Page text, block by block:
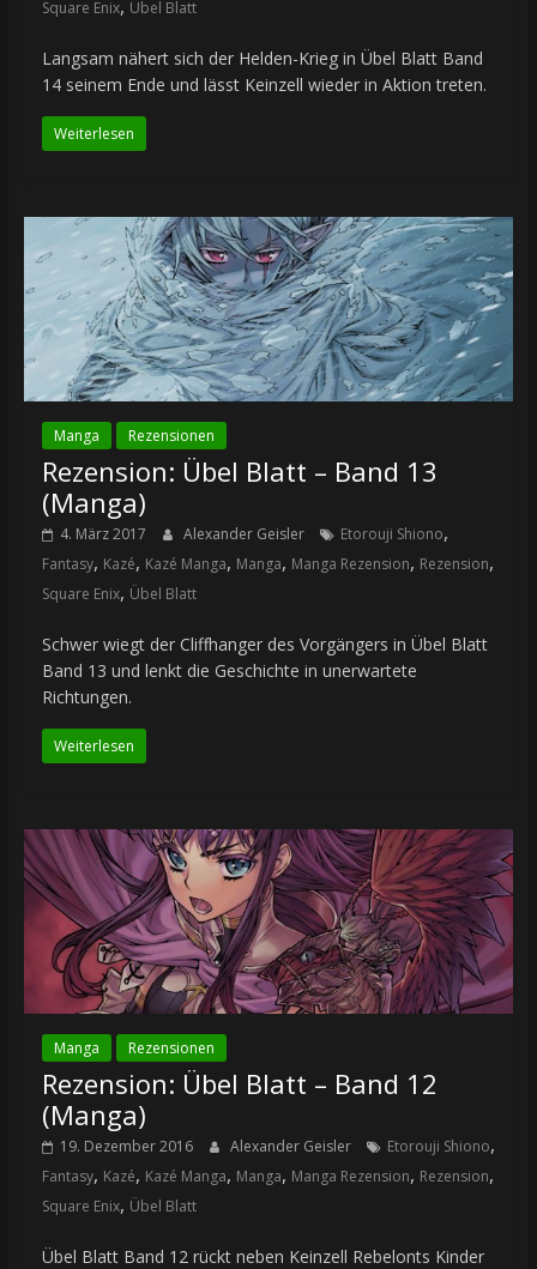
Square Enix, Übel Blatt
Langsam nähert sich der Helden-Krieg in Übel Blatt Band
14 seinem Ende und lässt Keinzell wieder in Aktion treten.
Weiterlesen
Manga Rezensionen
Rezension: Übel Blatt – Band 13
(Manga)
4. März 2017 Alexander Geisler Etorouji Shiono,
Fantasy, Kazé, Kazé Manga, Manga, Manga Rezension, Rezension,
Square Enix, Übel Blatt
Schwer wiegt der Cliffhanger des Vorgängers in Übel Blatt
Band 13 und lenkt die Geschichte in unerwartete
Richtungen.
Weiterlesen
Manga Rezensionen
Rezension: Übel Blatt – Band 12
(Manga)
19. Dezember 2016 Alexander Geisler Etorouji Shiono,
Fantasy, Kazé, Kazé Manga, Manga, Manga Rezension, Rezension,
Square Enix, Übel Blatt
Übel Blatt Band 12 rückt neben Keinzell Rebelonts Kinder